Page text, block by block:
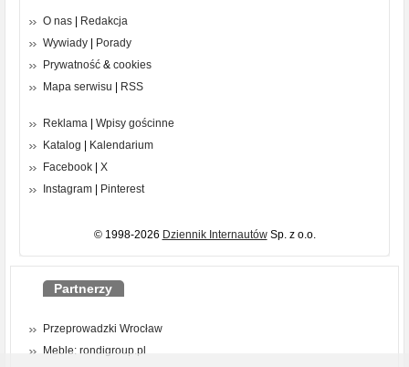
O nas
Redakcja
Wywiady
Porady
Prywatność & cookies
Mapa serwisu
RSS
Reklama
Wpisy gościnne
Katalog
Kalendarium
Facebook
X
Instagram
Pinterest
© 1998-2026 Dziennik InternautówSp. z o.o.
Partnerzy
Przeprowadzki Wrocław
Meble: rondigroup.pl